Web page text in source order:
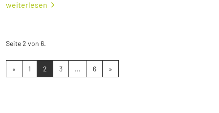
weiterlesen
Seite 2 von 6.
« 1 2 3 ... 6 »